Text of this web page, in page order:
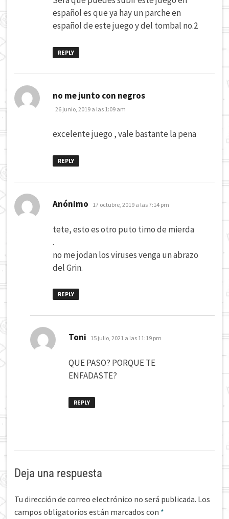
español es que ya hay un parche en
español de este juego y del tombal no.2
REPLY
no me junto con negrosdice:
26 junio, 2019 a las 1:09 am
excelente juego , vale bastante la pena
REPLY
Anónimo dice:
17 octubre, 2019 a las 7:14 pm
tete, esto es otro puto timo de mierda
.
no me jodan los viruses venga un abrazo
del Grin.
REPLY
Toni dice:
15 julio, 2021 a las 11:19 pm
QUE PASO? PORQUE TE
ENFADASTE?
REPLY
Deja una respuesta
Tu dirección de correo electrónico no será publicada. Los
campos obligatorios están marcados con *